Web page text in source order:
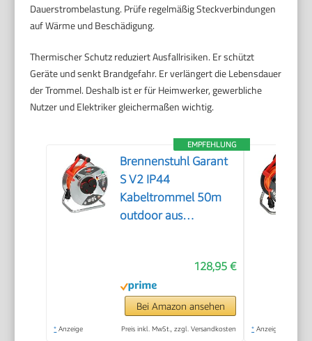
Dauerstrombelastung. Prüfe regelmäßig Steckverbindungen
auf Wärme und Beschädigung.
Thermischer Schutz reduziert Ausfallrisiken. Er schützt
Geräte und senkt Brandgefahr. Er verlängert die Lebensdauer
der Trommel. Deshalb ist er für Heimwerker, gewerbliche
Nutzer und Elektriker gleichermaßen wichtig.
EMPFEHLUNG
Brennenstuhl Garant
S V2 IP44
Kabeltrommel 50m
outdoor aus
128,95 €
Bei Amazon ansehen
* Anzeige Preis inkl. MwSt., zzgl. Versandkosten * Anzeige